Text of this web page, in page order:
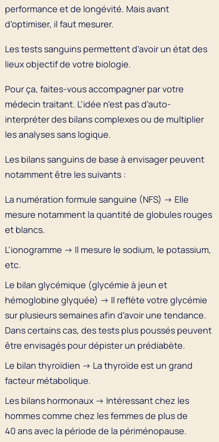
performance et de longévité. Mais avant
d’optimiser, il faut mesurer.
Les tests sanguins permettent d’avoir un état des
lieux objectif de votre biologie.
Pour ça, faites-vous accompagner par votre
médecin traitant. L’idée n’est pas d’auto-
interpréter des bilans complexes ou de multiplier
les analyses sans logique.
Les bilans sanguins de base à envisager peuvent
notamment être les suivants :
La numération formule sanguine (NFS) → Elle
mesure notamment la quantité de globules rouges
et blancs.
L’ionogramme → Il mesure le sodium, le potassium,
etc.
Le bilan glycémique (glycémie à jeun et
hémoglobine glyquée) → Il reflète votre glycémie
sur plusieurs semaines afin d’avoir une tendance.
Dans certains cas, des tests plus poussés peuvent
être envisagés pour dépister un prédiabète.
Le bilan thyroïdien → La thyroïde est un grand
facteur métabolique.
Les bilans hormonaux → Intéressant chez les
hommes comme chez les femmes de plus de
40 ans avec la période de la périménopause.